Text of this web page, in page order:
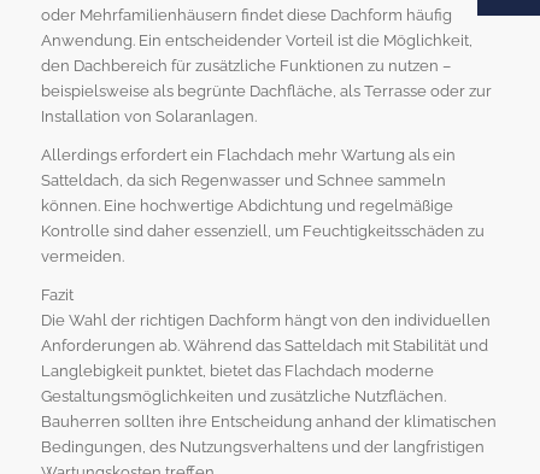
oder Mehrfamilienhäusern findet diese Dachform häufig
Anwendung. Ein entscheidender Vorteil ist die Möglichkeit,
den Dachbereich für zusätzliche Funktionen zu nutzen –
beispielsweise als begrünte Dachfläche, als Terrasse oder zur
Installation von Solaranlagen.
Allerdings erfordert ein Flachdach mehr Wartung als ein
Satteldach, da sich Regenwasser und Schnee sammeln
können. Eine hochwertige Abdichtung und regelmäßige
Kontrolle sind daher essenziell, um Feuchtigkeitsschäden zu
vermeiden.
Fazit
Die Wahl der richtigen Dachform hängt von den individuellen
Anforderungen ab. Während das Satteldach mit Stabilität und
Langlebigkeit punktet, bietet das Flachdach moderne
Gestaltungsmöglichkeiten und zusätzliche Nutzflächen.
Bauherren sollten ihre Entscheidung anhand der klimatischen
Bedingungen, des Nutzungsverhaltens und der langfristigen